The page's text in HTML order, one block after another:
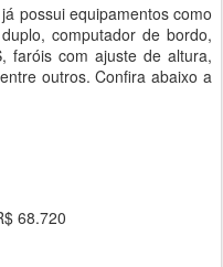
possui equipamentos como
computador de bordo,
faróis com ajuste de altura,
outros. Confira abaixo a
68.720